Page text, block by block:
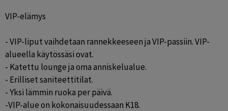
VIP-elämys
- VIP-liput vaihdetaan rannekkeeseen ja VIP-passiin. VIP-
alueella käytössäsi ovat.
- Katettu lounge ja oma anniskelualue.
- Erilliset saniteettitilat.
- Yksi lämmin ruoka per päivä.
-VIP-alue on kokonaisuudessaan K18.